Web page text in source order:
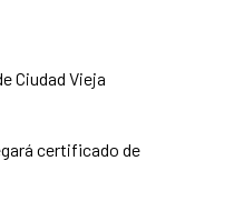
Ciudad Vieja
certificado de